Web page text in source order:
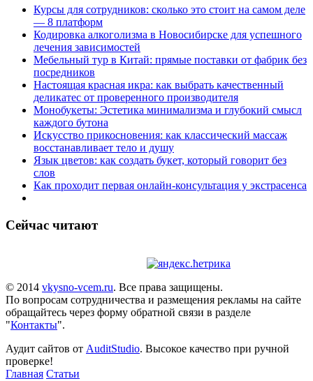
Курсы для сотрудников: сколько это стоит на самом деле
— 8 платформ
Кодировка алкоголизма в Новосибирске для успешного
лечения зависимостей
Мебельный тур в Китай: прямые поставки от фабрик без
посредников
Настоящая красная икра: как выбрать качественный
деликатес от проверенного производителя
Монобукеты: Эстетика минимализма и глубокий смысл
каждого бутона
Искусство прикосновения: как классический массаж
восстанавливает тело и душу
Язык цветов: как создать букет, который говорит без
слов
Как проходит первая онлайн-консультация у экстрасенса
Сейчас читают
© 2014 vkysno-vcem.ru. Все права защищены.
По вопросам сотрудничества и размещения рекламы на сайте
обращайтесь через форму обратной связи в разделе
"Контакты".
Аудит сайтов от AuditStudio. Высокое качество при ручной
проверке!
Главная Статьи